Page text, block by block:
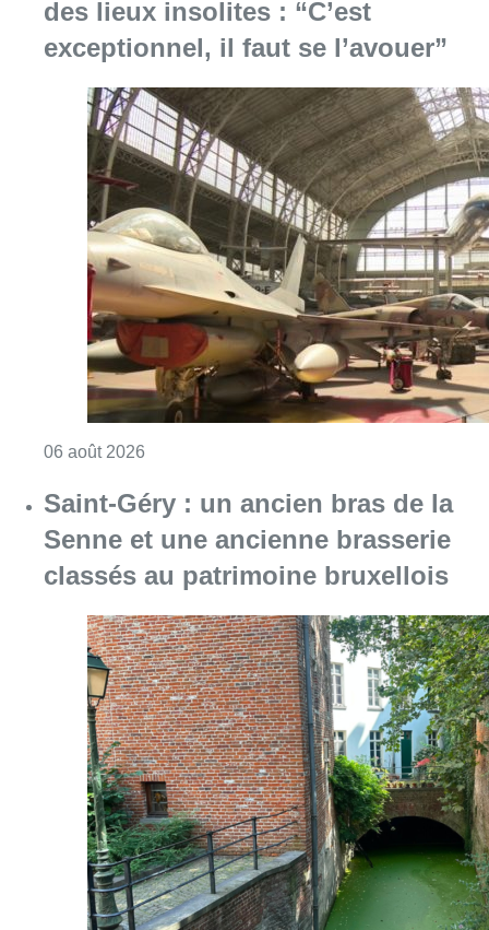
06 août 2026Consulter l'article "À Bruxelles, le blocus
Saint-Géry : un ancien bras de la
Senne et une ancienne brasserie
classés au patrimoine bruxellois
06 août 2026Consulter l'article "Saint-Géry : un ancien
La police lance un avis de
recherche après le viol d’une
femme de 33 ans à Bruxelles